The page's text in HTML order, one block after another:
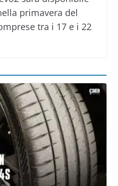
primavera del
tra i 17 e i 22